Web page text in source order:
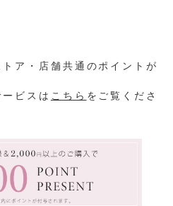
ア・店舗共通のポイントが
ビスは こちら をご覧くださ